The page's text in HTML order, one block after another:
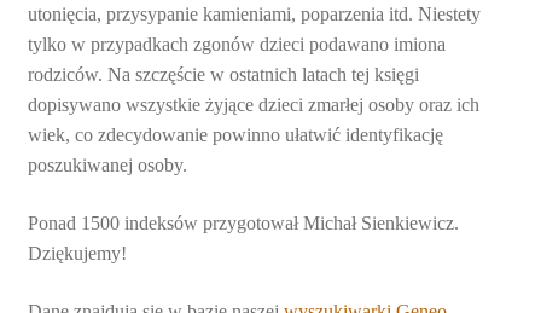
utonięcia, przysypanie kamieniami, poparzenia itd. Niestety
tylko w przypadkach zgonów dzieci podawano imiona
rodziców. Na szczęście w ostatnich latach tej księgi
dopisywano wszystkie żyjące dzieci zmarłej osoby oraz ich
wiek, co zdecydowanie powinno ułatwić identyfikację
poszukiwanej osoby.
Ponad 1500 indeksów przygotował Michał Sienkiewicz.
Dziękujemy!